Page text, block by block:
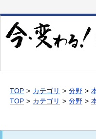
文
移
動
TOP カテゴリ 分野
TOP
カテゴリ 分野